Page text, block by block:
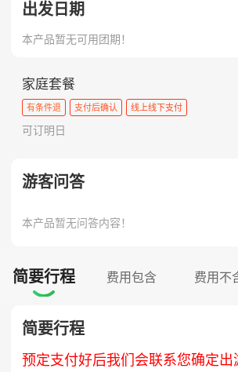
出发日期
本产品暂无可用团期！
家庭套餐
有条件退 支付后确认 线上线下支付
可订明日
游客问答
本产品暂无问答内容！
简要行程 费用包含 费用不

简要行程
预定支付好后我们会联系您确定出